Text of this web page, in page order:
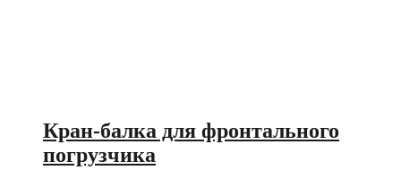
Кран-балка для фронтального
погрузчика